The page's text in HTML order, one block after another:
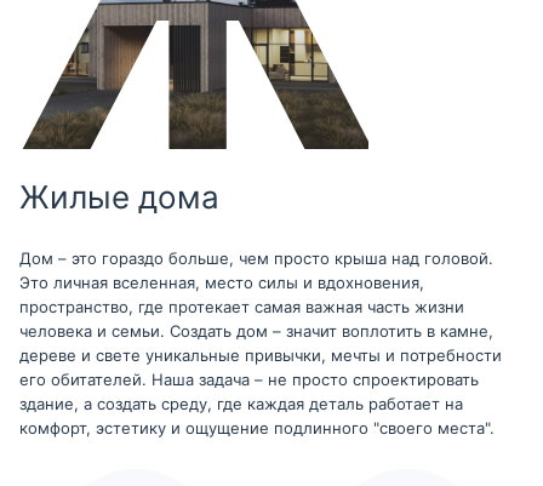
Жилые дома
Дом – это гораздо больше, чем просто крыша над головой.
Это личная вселенная, место силы и вдохновения,
пространство, где протекает самая важная часть жизни
человека и семьи. Создать дом – значит воплотить в камне,
дереве и свете уникальные привычки, мечты и потребности
его обитателей. Наша задача – не просто спроектировать
здание, а создать среду, где каждая деталь работает на
комфорт, эстетику и ощущение подлинного "своего места".